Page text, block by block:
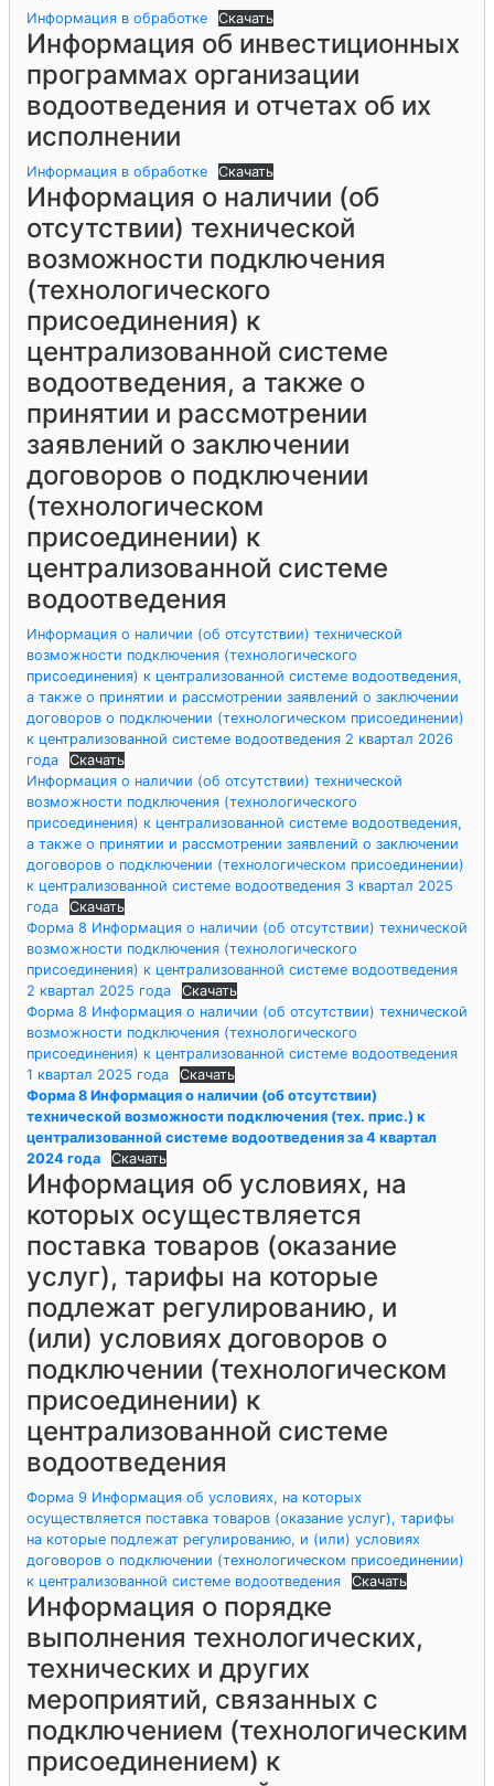
Информация в обработке Скачать
Информация об инвестиционных
программах организации
водоотведения и отчетах об их
исполнении
Информация в обработке Скачать
Информация о наличии (об
отсутствии) технической
возможности подключения
(технологического
присоединения) к
централизованной системе
водоотведения, а также о
принятии и рассмотрении
заявлений о заключении
договоров о подключении
(технологическом
присоединении) к
централизованной системе
водоотведения
Информация о наличии (об отсутствии) технической
возможности подключения (технологического
присоединения) к централизованной системе водоотведения,
а также о принятии и рассмотрении заявлений о заключении
договоров о подключении (технологическом присоединении)
к централизованной системе водоотведения 2 квартал 2026
года
Скачать
Информация о наличии (об отсутствии) технической
возможности подключения (технологического
присоединения) к централизованной системе водоотведения,
а также о принятии и рассмотрении заявлений о заключении
договоров о подключении (технологическом присоединении)
к централизованной системе водоотведения 3 квартал 2025
года
Скачать
Форма 8 Информация о наличии (об отсутствии) технической
возможности подключения (технологического
присоединения) к централизованной системе водоотведения
2 квартал 2025 года
Скачать
Форма 8 Информация о наличии (об отсутствии) технической
возможности подключения (технологического
присоединения) к централизованной системе водоотведения
1 квартал 2025 года
Скачать
Форма 8 Информация о наличии (об отсутствии)
технической возможности подключения (тех. прис.) к
централизованной системе водоотведения за 4 квартал
2024 года
Скачать
Информация об условиях, на
которых осуществляется
поставка товаров (оказание
услуг), тарифы на которые
подлежат регулированию, и
(или) условиях договоров о
подключении (технологическом
присоединении) к
централизованной системе
водоотведения
Форма 9 Информация об условиях, на которых
осуществляется поставка товаров (оказание услуг), тарифы
на которые подлежат регулированию, и (или) условиях
договоров о подключении (технологическом присоединении)
к централизованной системе водоотведения
Скачать
Информация о порядке
выполнения технологических,
технических и других
мероприятий, связанных с
подключением (технологическим
присоединением) к